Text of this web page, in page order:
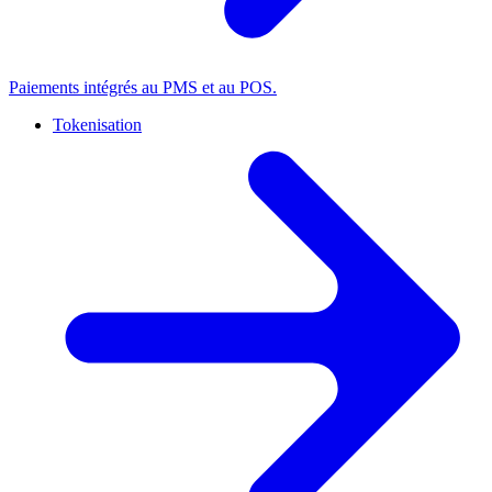
Paiements intégrés au PMS et au POS.
Tokenisation